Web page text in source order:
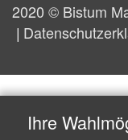
2020 © Bistum
Ihre